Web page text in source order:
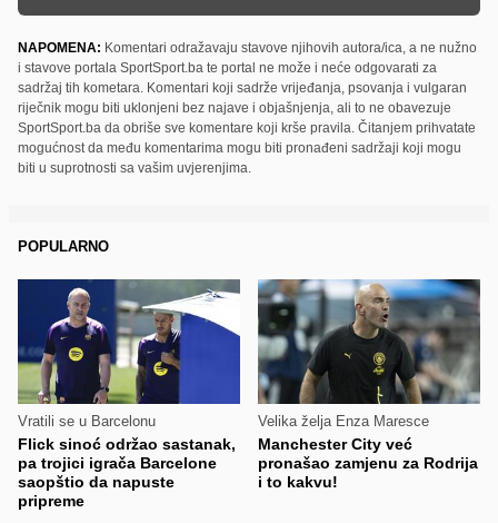
NAPOMENA: Komentari odražavaju stavove njihovih autora/ica, a ne nužno
i stavove portala SportSport.ba te portal ne može i neće odgovarati za
sadržaj tih kometara. Komentari koji sadrže vrijeđanja, psovanja i vulgaran
riječnik mogu biti uklonjeni bez najave i objašnjenja, ali to ne obavezuje
SportSport.ba da obriše sve komentare koji krše pravila. Čitanjem prihvatate
mogućnost da među komentarima mogu biti pronađeni sadržaji koji mogu
biti u suprotnosti sa vašim uvjerenjima.
POPULARNO
Vratili se u Barcelonu
Flick sinoć održao sastanak,
pa trojici igrača Barcelone
saopštio da napuste
pripreme
Velika želja Enza Maresce
Manchester City već
pronašao zamjenu za Rodrija
i to kakvu!